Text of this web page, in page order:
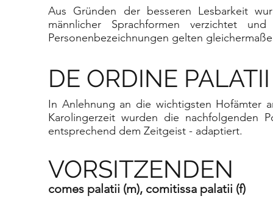
Aus Gründen der besseren Lesbarkeit
männlicher Sprachformen verzichtet
Personenbezeichnungen gelten
DE ORDINE PALATII
In Anlehnung an die wichtigsten Hofämter
Karolingerzeit wurden die nachfolgenden
entsprechend dem Zeitgeist - adaptiert.
VORSITZENDEN
comes palatii (m), comitissa palatii (f)